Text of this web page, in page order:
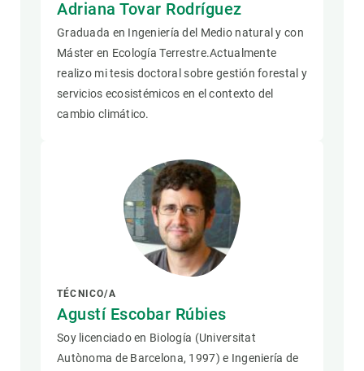
Adriana Tovar Rodríguez
Graduada en Ingeniería del Medio natural y con
Máster en Ecología Terrestre.Actualmente
realizo mi tesis doctoral sobre gestión forestal y
servicios ecosistémicos en el contexto del
cambio climático.
TÉCNICO/A
Agustí Escobar Rúbies
Soy licenciado en Biología (Universitat
Autònoma de Barcelona, 1997) e Ingeniería de